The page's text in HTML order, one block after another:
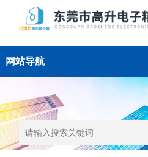
网站导航